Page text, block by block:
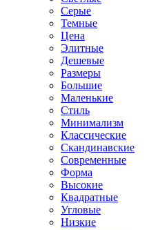
Серые
Темные
Цена
Элитные
Дешевые
Размеры
Большие
Маленькие
Стиль
Минимализм
Классические
Скандинавские
Современные
Форма
Высокие
Квадратные
Угловые
Низкие